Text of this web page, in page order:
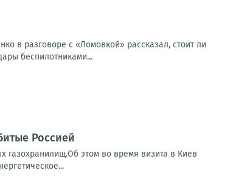
в разговоре с «Ломовкой» рассказал, стоит ли
беспилотниками...
Россией
газохранилищ.Об этом во время визита в Киев